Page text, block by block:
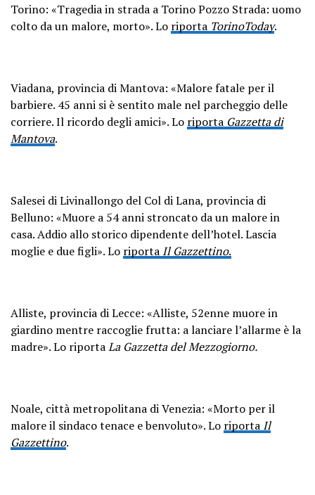
Torino: «Tragedia in strada a Torino Pozzo Strada: uomo
colto da un malore, morto». Lo riporta TorinoToday.
Viadana, provincia di Mantova: «Malore fatale per il
barbiere. 45 anni si è sentito male nel parcheggio delle
corriere. Il ricordo degli amici». Lo riporta Gazzetta di
Mantova.
Salesei di Livinallongo del Col di Lana, provincia di
Belluno: «Muore a 54 anni stroncato da un malore in
casa. Addio allo storico dipendente dell’hotel. Lascia
moglie e due figli». Lo riporta Il Gazzettino.
Alliste, provincia di Lecce: «Alliste, 52enne muore in
giardino mentre raccoglie frutta: a lanciare l’allarme è la
madre». Lo riportaLa Gazzetta del Mezzogiorno.
Noale, città metropolitana di Venezia: «Morto per il
malore il sindaco tenace e benvoluto». Lo riporta Il
Gazzettino.